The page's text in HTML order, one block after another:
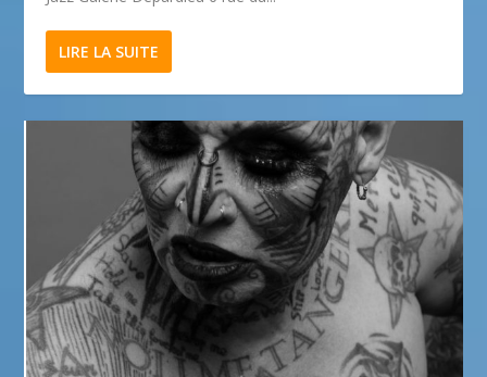
LIRE LA SUITE